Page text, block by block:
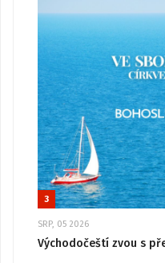
3
SRP, 05 2026
Východočeští zvou s